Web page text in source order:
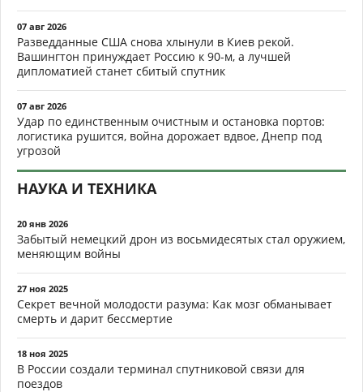
07 авг 2026
Разведданные США снова хлынули в Киев рекой.
Вашингтон принуждает Россию к 90-м, а лучшей
дипломатией станет сбитый спутник
07 авг 2026
Удар по единственным очистным и остановка портов:
логистика рушится, война дорожает вдвое, Днепр под
угрозой
НАУКА И ТЕХНИКА
20 янв 2026
Забытый немецкий дрон из восьмидесятых стал оружием,
меняющим войны
27 ноя 2025
Секрет вечной молодости разума: Как мозг обманывает
смерть и дарит бессмертие
18 ноя 2025
В России создали терминал спутниковой связи для
поездов